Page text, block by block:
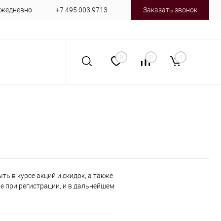
+7 495 003 9713 Заказать звонок
0 0 0
в курсе акций и скидок, а также
при регистрации, и в дальнейшем